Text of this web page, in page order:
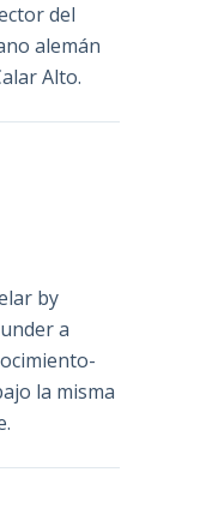
del
alemán
Alto.
by
a
la misma
.